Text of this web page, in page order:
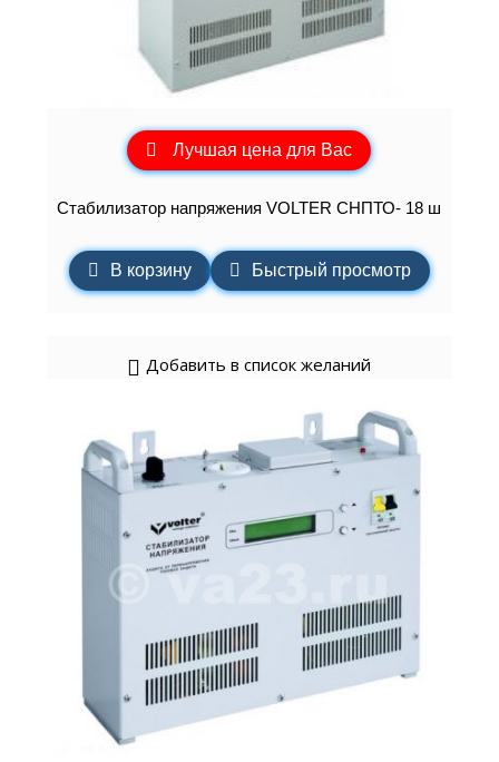
Лучшая цена для Вас
Стабилизатор напряжения VOLTER СНПТО- 18 ш
В корзину Быстрый просмотр
Добавить в список желаний